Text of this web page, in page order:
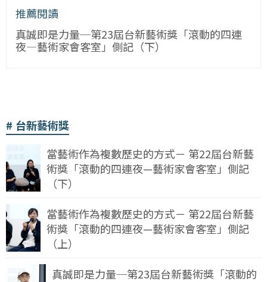
推薦閱讀
真誠即是力量─第23屆台新藝術獎「滾動的四連
夜—藝術家會客室」側記（下）
台新藝術獎
當藝術作為複數歷史的方式－ 第22屆台新藝
術獎「滾動的四連夜—藝術家會客室」側記
（下）
當藝術作為複數歷史的方式－ 第22屆台新藝
術獎「滾動的四連夜—藝術家會客室」側記
（上）
真誠即是力量─第23屆台新藝術獎「滾動的